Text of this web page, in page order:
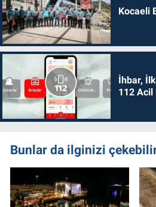
Kocaeli
İhbar,
112 Acil
Bunlar da ilginizi